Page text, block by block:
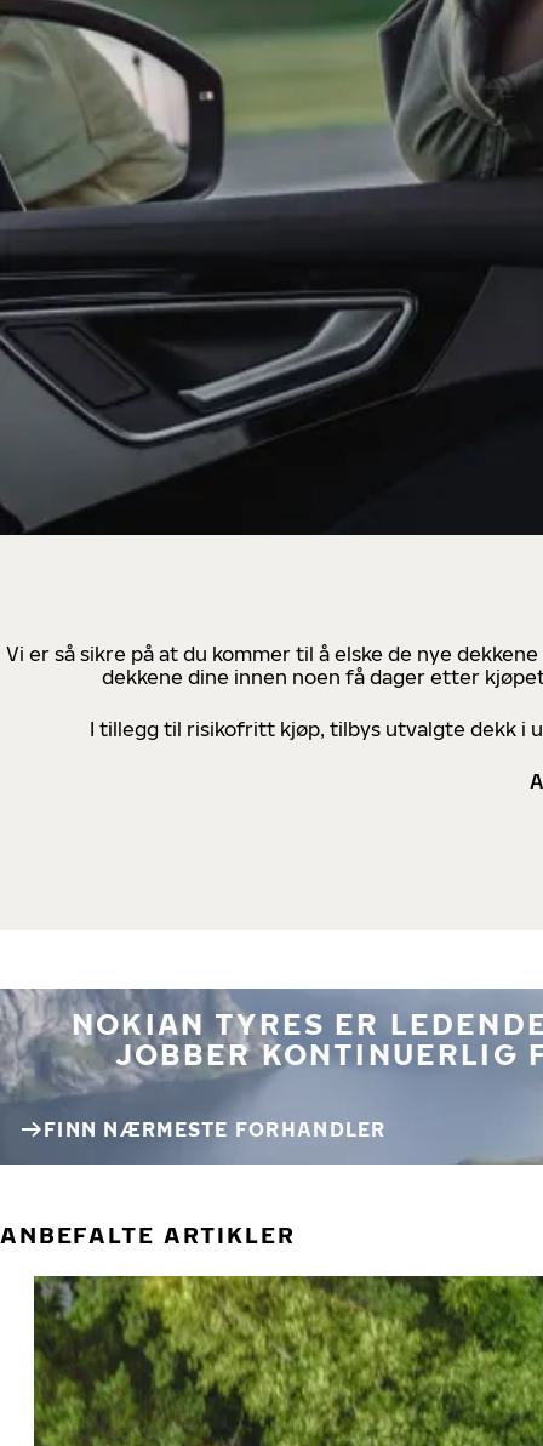
Vi er så sikre på at du kommer til å elske de nye
dekkene dine innen noen få dager etter
I tillegg til risikofritt kjøp, tilbys utvalgte dekk i
NOKIAN TYRES ER
JOBBER KONTINUERLIG
FINN NÆRMESTE FORHANDLER
ANBEFALTE ARTIKLER